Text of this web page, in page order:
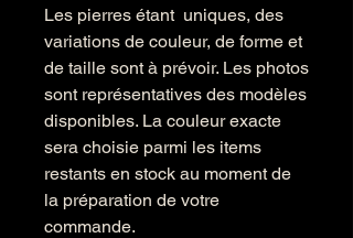
Les pierres étant uniques, des
variations de couleur, de forme et
de taille sont à prévoir. Les photos
sont représentatives des modèles
disponibles. La couleur exacte
sera choisie parmi les items
restants en stock au moment de
la préparation de votre
commande.